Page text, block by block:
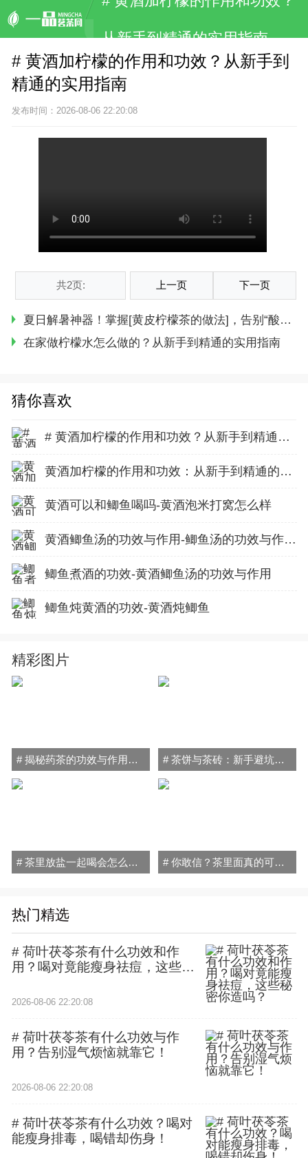
从新手到精通的实用指南
# 黄酒加柠檬的作用和功效？从新手到
精通的实用指南
发布时间：2026-08-06 22:20:08
共2页: 上一页 下一页
夏日解暑神器！掌握[黄皮柠檬茶的做法]，告别“酸爽”翻车！
在家做柠檬水怎么做的？从新手到精通的实用指南
猜你喜欢
# 黄酒加柠檬的作用和功效？从新手到精通的实用指南
黄酒加柠檬的作用和功效：从新手到精通的实用指南
黄酒可以和鲫鱼喝吗-黄酒泡米打窝怎么样
黄酒鲫鱼汤的功效与作用-鲫鱼汤的功效与作用禁忌
鲫鱼煮酒的功效-黄酒鲫鱼汤的功效与作用
鲫鱼炖黄酒的功效-黄酒炖鲫鱼
精彩图片
# 揭秘药茶的功效与作用禁忌：喝对健康加分，喝错小心伤身！ # 茶饼与茶砖：新手避坑指南，轻松搞懂普洱茶的秘密！
# 茶里放盐一起喝会怎么样？小心喝出"健康隐患"！ # 你敢信？茶里面真的可以放盐喝！原因和方法全在这
热门精选
# 荷叶茯苓茶有什么功效和作
用？喝对竟能瘦身祛痘，这些秘
2026-08-06 22:20:08
# 荷叶茯苓茶有什么功效与作
用？告别湿气烦恼就靠它！
2026-08-06 22:20:08
# 荷叶茯苓茶有什么功效？喝对
能瘦身排毒，喝错却伤身！